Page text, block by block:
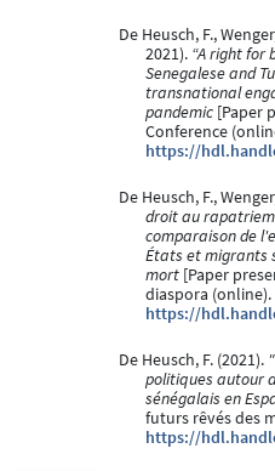
De Heusch, F.,
2021). “A right for
Senegalese and
transnational
pandemic [Paper
Conference
https://
De Heusch, F.,
droit au
comparaison de
États et migrants
mort [Paper
diaspora (online).
https://
De Heusch, F. (2021).
politiques autour
sénégalais en
futurs rêvés des
https://